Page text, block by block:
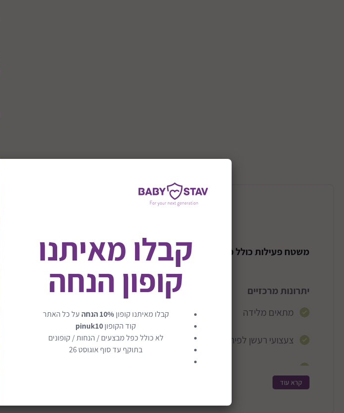
תיאור המוצר
משטח פעילות כולל פסנתר דגם גארדן
יתרונות מרכזיים
מתאים מלידה
צעצועי רעשן לפיתוח חושי
עשוי מחומרים בטוחים ולא רעילים
התפתחות התינוק
קרא עוד
קבלו מאיתנו
קופון הנחה
קבלו מאיתנו קופון 10% הנחה
על כל האתר
קוד הקופוןpinuk10
לא כולל כפל מבצעים / הנחות / קופונים
בתוקף עד סוף אוגוסט 26